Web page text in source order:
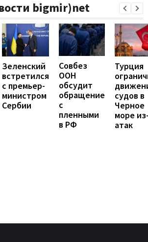
bigmir)net
Зеленский
встретился
с премьер-
министром
Сербии
Совбез
ООН
обсудит
обращение
с
пленными
в РФ
Турция
судов в
Черное
море
атак